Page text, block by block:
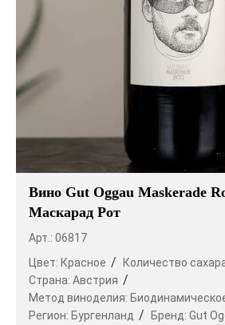
Вино Gut Oggau Maskerade
Маскарад Рот
Арт.: 06817
Цвет: Красное Количество
Страна: Австрия
Метод виноделия:
Регион: Бургенланд Бренд: Gut